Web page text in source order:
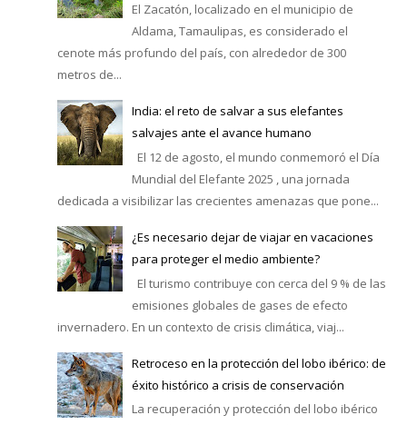
El Zacatón, localizado en el municipio de
Aldama, Tamaulipas, es considerado el
cenote más profundo del país, con alrededor de 300
metros de...
India: el reto de salvar a sus elefantes
salvajes ante el avance humano
El 12 de agosto, el mundo conmemoró el Día
Mundial del Elefante 2025 , una jornada
dedicada a visibilizar las crecientes amenazas que pone...
¿Es necesario dejar de viajar en vacaciones
para proteger el medio ambiente?
El turismo contribuye con cerca del 9 % de las
emisiones globales de gases de efecto
invernadero. En un contexto de crisis climática, viaj...
Retroceso en la protección del lobo ibérico: de
éxito histórico a crisis de conservación
La recuperación y protección del lobo ibérico